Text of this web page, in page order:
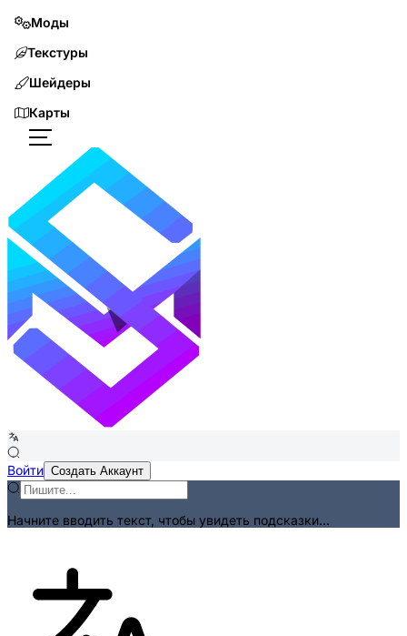
Моды
Текстуры
Шейдеры
Карты
Войти Создать Аккаунт
Начните вводить текст, чтобы увидеть подсказки...